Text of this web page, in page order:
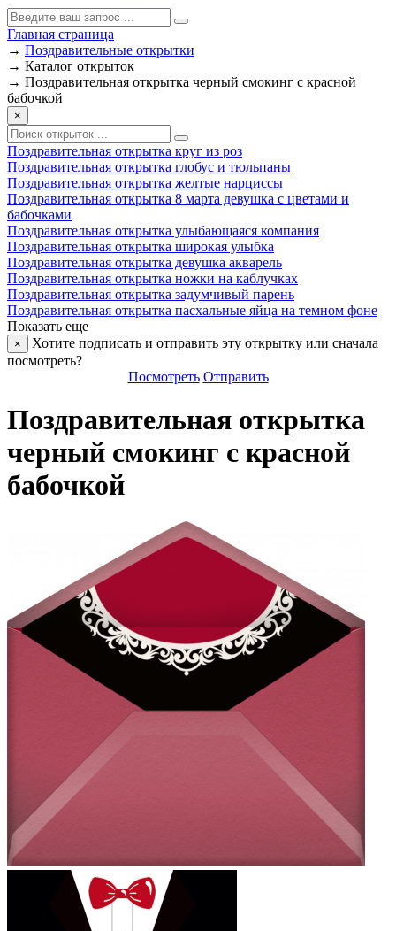
Главная страница
→ Поздравительные открытки
→ Каталог открыток
→ Поздравительная открытка черный смокинг с красной
бабочкой
×
Поздравительная открытка круг из роз
Поздравительная открытка глобус и тюльпаны
Поздравительная открытка желтые нарциссы
Поздравительная открытка 8 марта девушка с цветами и
бабочками
Поздравительная открытка улыбающаяся компания
Поздравительная открытка широкая улыбка
Поздравительная открытка девушка акварель
Поздравительная открытка ножки на каблучках
Поздравительная открытка задумчивый парень
Поздравительная открытка пасхальные яйца на темном фоне
Показать еще
×
Хотите подписать и отправить эту открытку или сначала
посмотреть?
Посмотреть Отправить
Поздравительная открытка
черный смокинг с красной
бабочкой